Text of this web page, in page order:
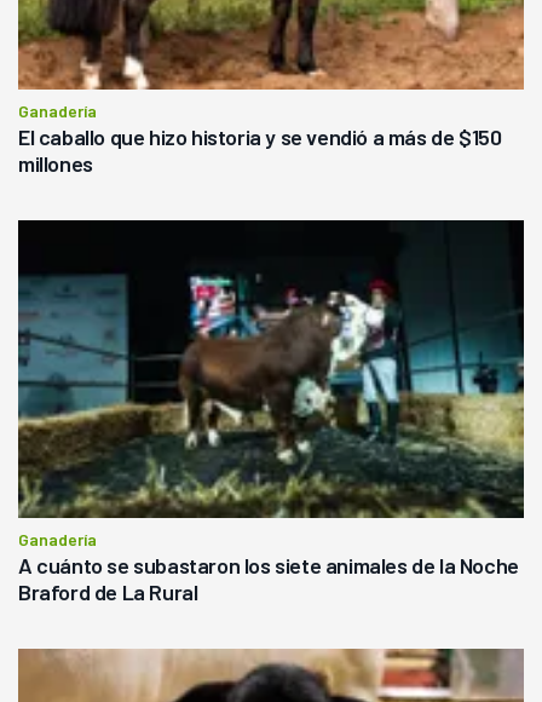
Ganadería
El caballo que hizo historia y se vendió a más de $150
millones
Ganadería
A cuánto se subastaron los siete animales de la Noche
Braford de La Rural